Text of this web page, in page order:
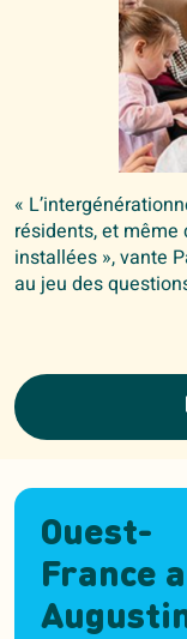
«
résidents, et
installées », vante
au jeu des
Ouest-
France